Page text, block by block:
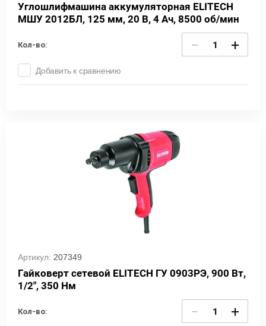
Углошлифмашина аккумуляторная ELITECH
МШУ 2012БЛ, 125 мм, 20 В, 4 Ач, 8500 об/мин
Кол-во: − +
Добавить к сравнению
Артикул: 207349
Гайковерт сетевой ELITECH ГУ 0903РЭ, 900 Вт,
1/2", 350 Нм
Кол-во: − +